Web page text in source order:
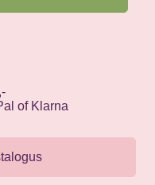
of Klarna